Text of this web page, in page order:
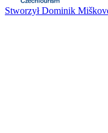
Stworzył Dominik